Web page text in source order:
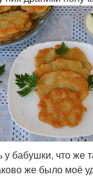
бабушки, что же
же было моё